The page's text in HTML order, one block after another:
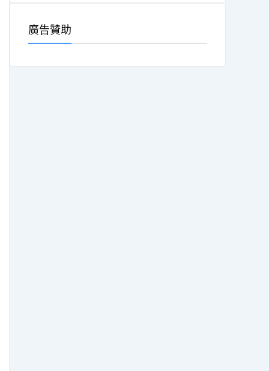
廣告贊助